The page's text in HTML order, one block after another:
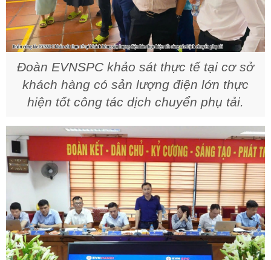
Đoàn EVNSPC khảo sát thực tế tại cơ sở
khách hàng có sản lượng điện lớn thực
hiện tốt công tác dịch chuyển phụ tải.